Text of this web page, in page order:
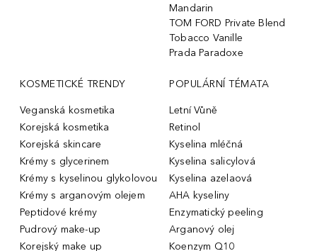
Mandarin
TOM FORD Private Blend
Tobacco Vanille
Prada Paradoxe
KOSMETICKÉ TRENDY
Veganská kosmetika
Korejská kosmetika
Korejská skincare
Krémy s glycerinem
Krémy s kyselinou glykolovou
Krémy s arganovým olejem
Peptidové krémy
Pudrový make-up
Korejský make up
POPULÁRNÍ TÉMATA
Letní Vůně
Retinol
Kyselina mléčná
Kyselina salicylová
Kyselina azelaová
AHA kyseliny
Enzymatický peeling
Arganový olej
Koenzym Q10